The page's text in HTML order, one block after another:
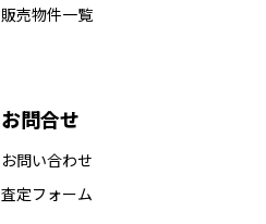
販売物件一覧
お問合せ
お問い合わせ
査定フォーム